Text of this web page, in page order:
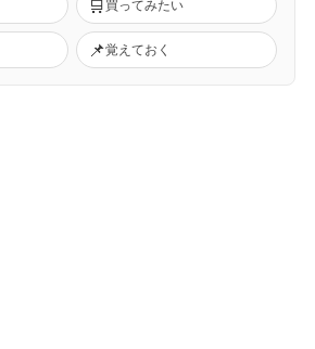
🛒 買ってみたい
📌覚えておく